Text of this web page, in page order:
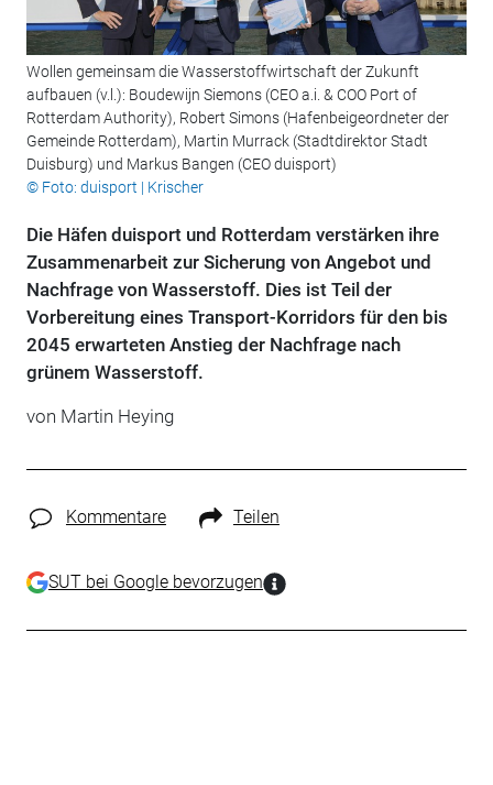
Wollen gemeinsam die Wasserstoffwirtschaft der Zukunft
aufbauen (v.l.): Boudewijn Siemons (CEO a.i. & COO Port of
Rotterdam Authority), Robert Simons (Hafenbeigeordneter der
Gemeinde Rotterdam), Martin Murrack (Stadtdirektor Stadt
Duisburg) und Markus Bangen (CEO duisport)
© Foto: duisport | Krischer
Die Häfen duisport und Rotterdam verstärken ihre
Zusammenarbeit zur Sicherung von Angebot und
Nachfrage von Wasserstoff. Dies ist Teil der
Vorbereitung eines Transport-Korridors für den bis
2045 erwarteten Anstieg der Nachfrage nach
grünem Wasserstoff.
von Martin Heying
Kommentare Teilen
SUT bei Google bevorzugen